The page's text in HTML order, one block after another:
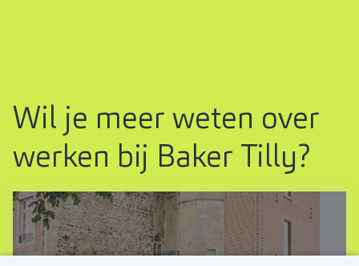
Wil je meer weten over
werken bij Baker Tilly?